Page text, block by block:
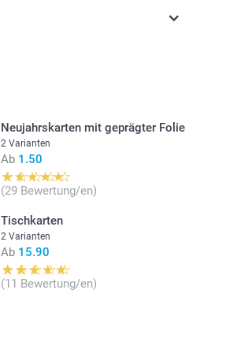
(CHF) inkl. MwSt. und
Neujahrskarten mit geprägter Folie
2 Varianten
Ab 1.50
(29 Bewertung/en)
Tischkarten
2 Varianten
Ab 15.90
(11 Bewertung/en)